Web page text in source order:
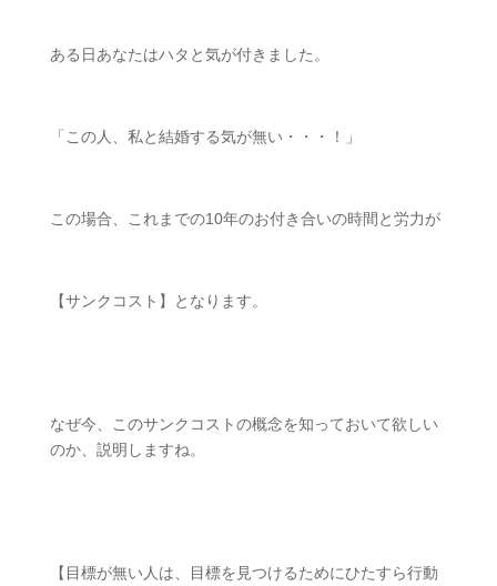
ある日あなたはハタと気が付きました。
「この人、私と結婚する気が無い・・・！」
この場合、これまでの10年のお付き合いの時間と労力が
【サンクコスト】となります。
なぜ今、このサンクコストの概念を知っておいて欲しい
のか、説明しますね。
【目標が無い人は、目標を見つけるためにひたすら行動